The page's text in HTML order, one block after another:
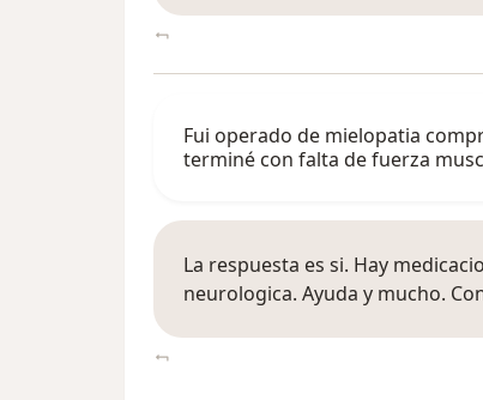
Fui operado de mielopatia
terminé con falta de fuerza
La respuesta es si. Hay
neurologica. Ayuda y mucho.